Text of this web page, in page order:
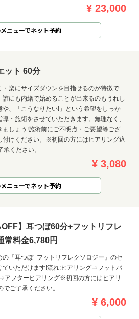
¥ 23,000
ニューでネット予約
ット 60分
楽にサイズダウンを目指せるのが特徴で
にも内緒で始めることが出来るのもうれし
、「こうなりたい!」という希望をしっか
・施術をさせていただきます。無理なく、
しょう!施術前にご不明点・ご要望等ござ
付けください。※初回の方にはヒアリング込
ください。
¥ 3,080
ニューでネット予約
OFF】耳つぼ60分+フットリフレ
常料金6,780円
『耳つぼ+フットリフレクソロジー』のセ
ていただけます!流れ:ヒアリング⇒フットバ
フターヒアリング※初回の方にはヒアリ
ご了承ください。
¥ 6,000